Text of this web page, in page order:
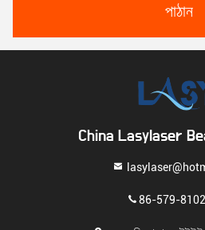
পাঠান
China Lasylaser
86-579-